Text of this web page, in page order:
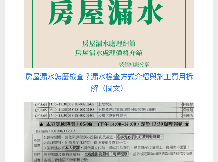
房屋漏水怎麼檢查？漏水檢查方式介紹與施工費用拆
解（圖文）